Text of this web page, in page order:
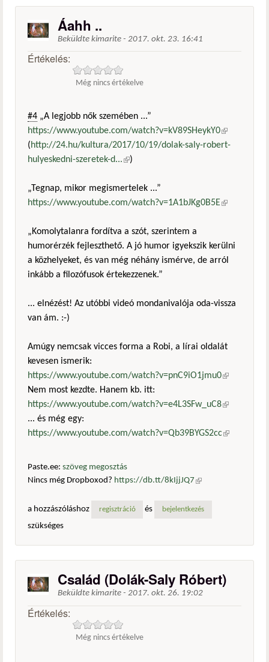
Áahh ..
Beküldte kimarite - 2017. okt. 23. 16:41
Értékelés:
Még nincs értékelve
#4 „A legjobb nők szemében ...”
https://www.youtube.com/watch?v=kV89SHeykY0(külső
hivatkozás)
(http://24.hu/kultura/2017/10/19/dolak-saly-robert-
hulyeskedni-szeretek-d...(külső hivatkozás)
)
„Tegnap, mikor megismertelek ...”
https://www.youtube.com/watch?v=1A1bJKg0B5E(külső
„Komolytalanra fordítva a szót, szerintem a
humorérzék fejleszthető. A jó humor igyekszik kerülni
a közhelyeket, és van még néhány ismérve, de arról
inkább a filozófusok értekezzenek.”
... elnézést! Az utóbbi videó mondanivalója oda-vissza
van ám. :-)
Amúgy nemcsak vicces forma a Robi, a lírai oldalát
kevesen ismerik:
https://www.youtube.com/watch?v=pnC9iO1jmu0(külső
Nem most kezdte. Hanem kb. itt:
https://www.youtube.com/watch?v=e4L3SFw_uC8(külső
... és még egy:
https://www.youtube.com/watch?v=Qb39BYGS2cc(külső
Paste.ee: szöveg megosztás
Nincs még Dropboxod? https://db.tt/8kIjjJQ7 (külső
a hozzászóláshoz
regisztráció és bejelentkezés
szükséges
Család (Dolák-Saly Róbert)
Beküldte kimarite - 2017. okt. 26. 19:02
Értékelés:
Még nincs értékelve